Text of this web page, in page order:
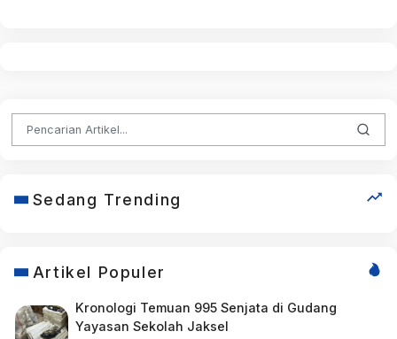
Sedang Trending
Artikel Populer
Kronologi Temuan 995 Senjata di Gudang
Yayasan Sekolah Jaksel